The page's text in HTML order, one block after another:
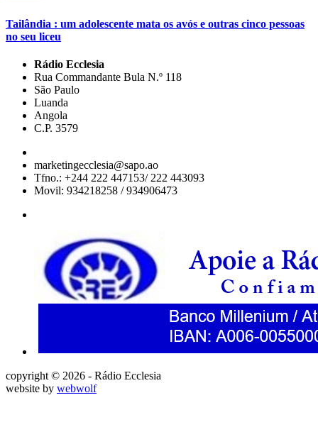
Tailândia : um adolescente mata os avós e outras cinco pessoas
no seu liceu
Rádio Ecclesia
Rua Commandante Bula N.º 118
São Paulo
Luanda
Angola
C.P. 3579
marketingecclesia@sapo.ao
Tfno.: +244 222 447153/ 222 443093
Movil: 934218258 / 934906473
copyright © 2026 - Rádio Ecclesia
website by webwolf